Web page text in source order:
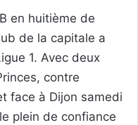
en huitième de
de la capitale a
1. Avec deux
contre
face à Dijon samedi
plein de confiance